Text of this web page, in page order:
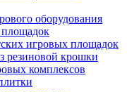
оборудования
игровых площадок
резиновой крошки
комплексов